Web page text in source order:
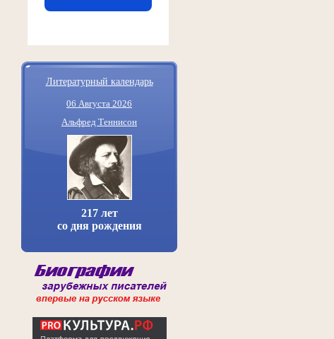
Литературный календарь
06 Августа 2026
Альфред Теннисон
217 лет
со дня рождения